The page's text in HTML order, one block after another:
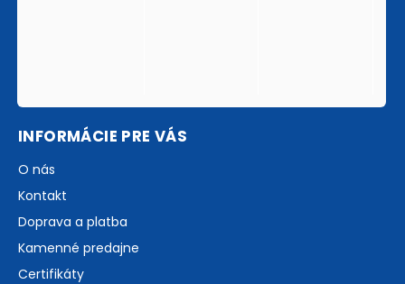
INFORMÁCIE PRE VÁS
O nás
Kontakt
Doprava a platba
Kamenné predajne
Certifikáty